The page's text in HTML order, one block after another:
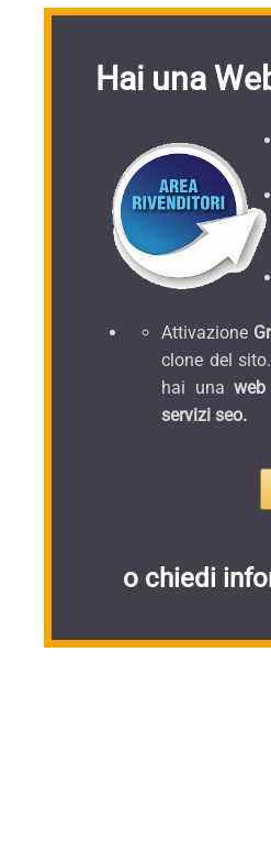
Hai una
Attivazione
clone del
hai una
servizi seo.
o chiedi